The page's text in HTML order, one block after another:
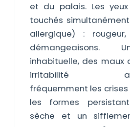
et du palais. Les
touchés
allergique) : rougeur,
démangeaisons.
inhabituelle, des
irritabilité
fréquemment les crises
les formes
sèche et un